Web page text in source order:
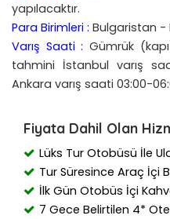
yapılacaktır.
Para Birimleri : Bulgaristan -
Varış Saati : Gümrük
tahmini İstanbul varış
Ankara varış saati 03:00-
Fiyata Dahil Olan
Lüks Tur Otobüsü İle
Tur Süresince Araç İçi
İlk Gün Otobüs İçi
7 Gece Belirtilen 4*